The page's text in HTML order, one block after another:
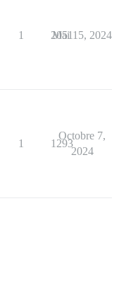
1 2051
Mai 15, 2024
1 1293
Octobre 7,
2024